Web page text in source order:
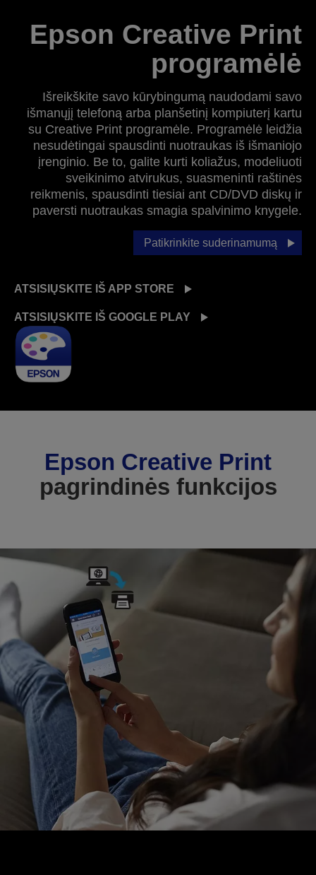
Epson Creative Print
programėlė
Išreikškite savo kūrybingumą naudodami savo
išmanųjį telefoną arba planšetinį kompiuterį kartu
su Creative Print programėle. Programėlė leidžia
nesudėtingai spausdinti nuotraukas iš išmaniojo
įrenginio. Be to, galite kurti koliažus, modeliuoti
sveikinimo atvirukus, suasmeninti raštinės
reikmenis, spausdinti tiesiai ant CD/DVD diskų ir
paversti nuotraukas smagia spalvinimo knygele.
Patikrinkite suderinamumą
ATSISIŲSKITE IŠ APP STORE
ATSISIŲSKITE IŠ GOOGLE PLAY
Epson Creative Print
pagrindinės funkcijos